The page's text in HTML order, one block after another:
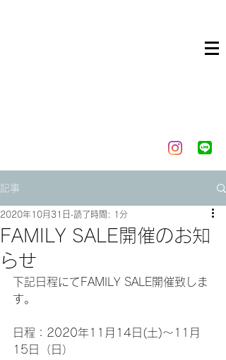
記事
FAMILY SALE開催のお知
らせ
2020年10月31日 読了時間: 1分
下記日程にてFAMILY SALE開催致しま
す。
日程：2020年11月14日(土)～11月
15日（日）